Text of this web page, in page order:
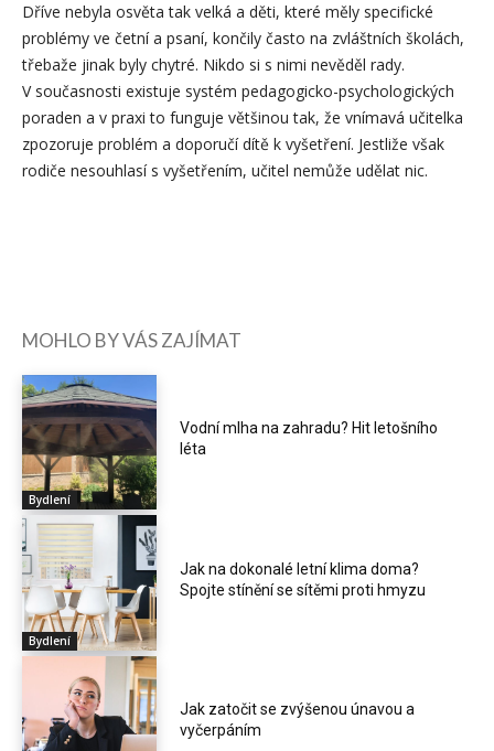
Dříve nebyla osvěta tak velká a děti, které měly specifické
problémy ve četní a psaní, končily často na zvláštních školách,
třebaže jinak byly chytré. Nikdo si s nimi nevěděl rady.
V současnosti existuje systém pedagogicko-psychologických
poraden a v praxi to funguje většinou tak, že vnímavá učitelka
zpozoruje problém a doporučí dítě k vyšetření. Jestliže však
rodiče nesouhlasí s vyšetřením, učitel nemůže udělat nic.
MOHLO BY VÁS ZAJÍMAT
Bydlení
Vodní mlha na zahradu? Hit letošního
léta
Bydlení
Jak na dokonalé letní klima doma?
Spojte stínění se sítěmi proti hmyzu
Jak zatočit se zvýšenou únavou a
vyčerpáním